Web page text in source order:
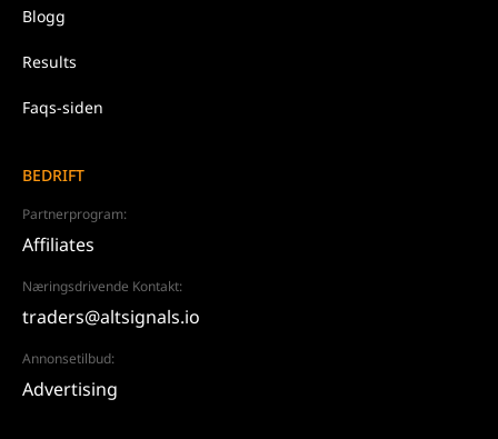
Blogg
Results
Faqs-siden
BEDRIFT
Partnerprogram:
Affiliates
Næringsdrivende Kontakt:
traders@altsignals.io
Annonsetilbud:
Advertising